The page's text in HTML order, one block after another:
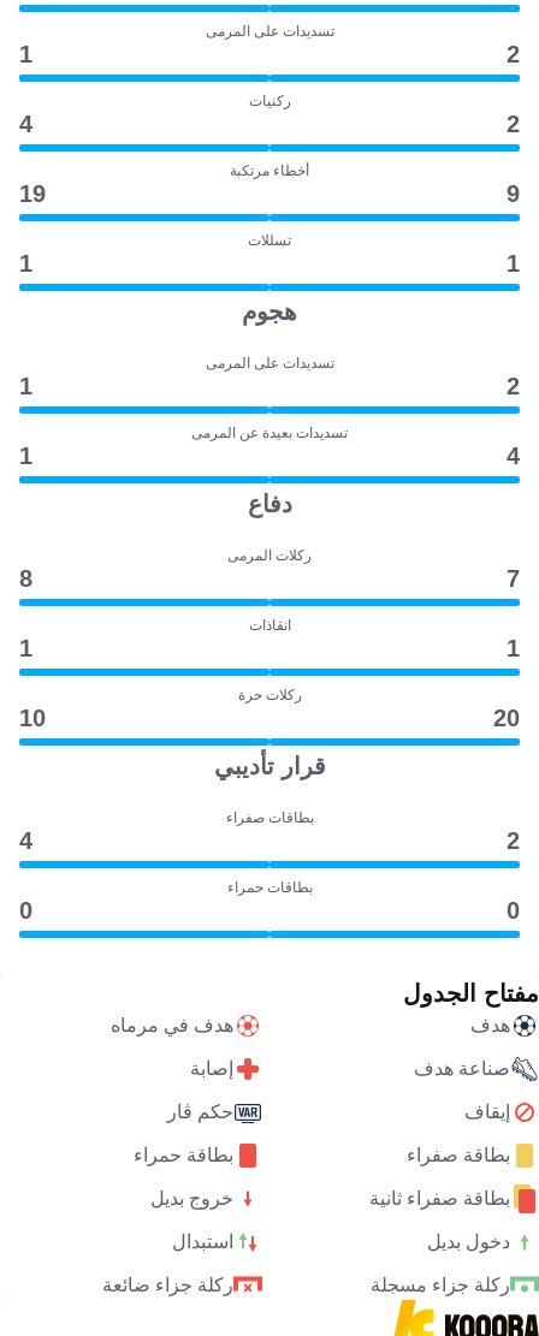
تسديدات على المرمى
2
1
ركنيات
2
4
أخطاء مرتكبة
9
19
تسللات
1
1
هجوم
تسديدات على المرمى
2
1
تسديدات بعيدة عن المرمى
4
1
دفاع
ركلات المرمى
7
8
انقاذات
1
1
ركلات حرة
20
10
قرار تأديبي
بطاقات صفراء
2
4
بطاقات حمراء
0
0
مفتاح الجدول
هدف هدف في مرماه
صناعة هدف إصابة
إيقاف حكم ڤار
بطاقة صفراء بطاقة حمراء
بطاقة صفراء ثانية خروج بديل
دخول بديل استبدال
ركلة جزاء مسجلة ركلة جزاء ضائعة